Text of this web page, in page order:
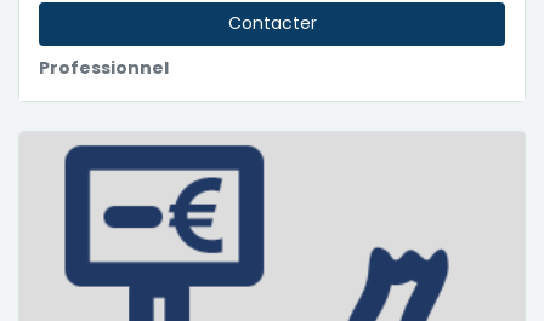
Professionnel
Contacter